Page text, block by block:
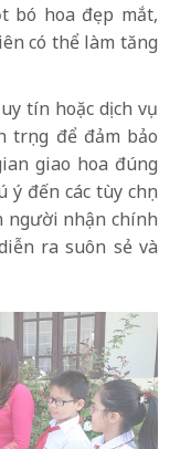
bó hoa đẹp mắt,
có thể làm tăng
tín hoặc dịch vụ
để đảm bảo
giao hoa đúng
đến các tùy chọn
người nhận chính
ra suôn sẻ và